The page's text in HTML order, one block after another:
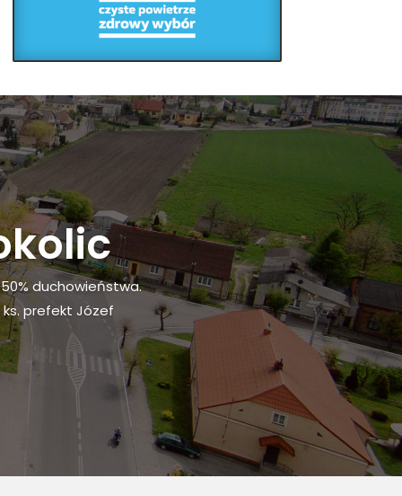
duchowieństwa.
ks. prefekt Józef